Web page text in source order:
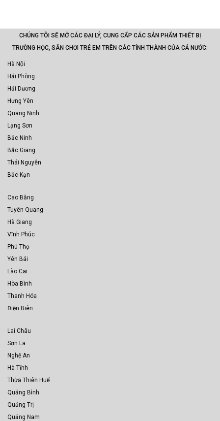
CHÚNG TÔI SẼ MỞ CÁC ĐẠI LÝ, CUNG CẤP CÁC SẢN PHẨM THIẾT BỊ
TRƯỜNG HỌC, SÂN CHƠI TRẺ EM TRÊN CÁC TỈNH THÀNH CỦA CẢ NƯỚC:
Hà Nội
Hải Phòng
Hải Dương
Hưng Yên
Quang Ninh
Lạng Sơn
Bắc Ninh
Bắc Giang
Thái Nguyên
Bắc Kạn
Cao Bằng
Tuyên Quang
Hà Giang
Vĩnh Phúc
Phú Thọ
Yên Bái
Lào Cai
Hòa Bình
Thanh Hóa
Điện Biên
Lai Châu
Sơn La
Nghệ An
Hà Tĩnh
Thừa Thiên Huế
Quảng Bình
Quảng Trị
Quảng Nam